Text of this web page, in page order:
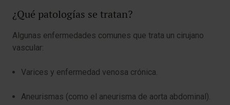
¿Qué patologías se tratan?
Algunas enfermedades comunes que trata un cirujano
vascular:
Varices y enfermedad venosa crónica.
Aneurismas (como el aneurisma de aorta abdominal).